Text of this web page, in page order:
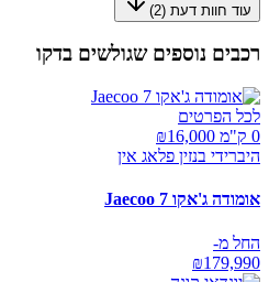
עוד חוות דעת (2
)
רכבים נוספים שגולשים בדקו
לכל הפרטים
0 ק"מ ₪
16,000
היברידי בנזין פלאג אין
אומודה ג'אקו Jaecoo 7
החל מ-
₪179,990